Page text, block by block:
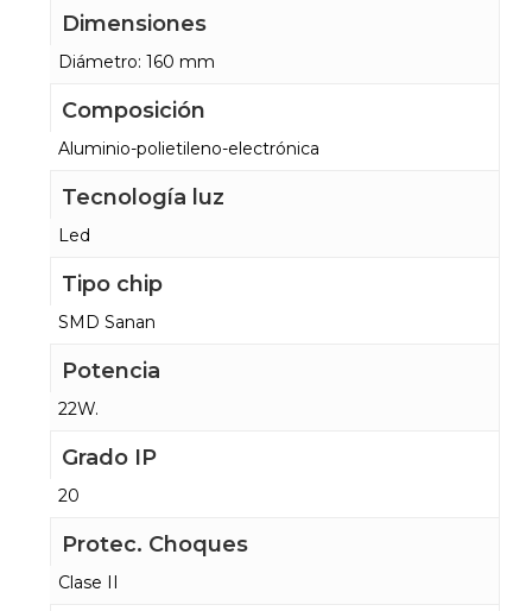
Dimensiones
Diámetro: 160 mm
Composición
Aluminio-polietileno-electrónica
Tecnología luz
Led
Tipo chip
SMD Sanan
Potencia
22W.
Grado IP
20
Protec. Choques
Clase II